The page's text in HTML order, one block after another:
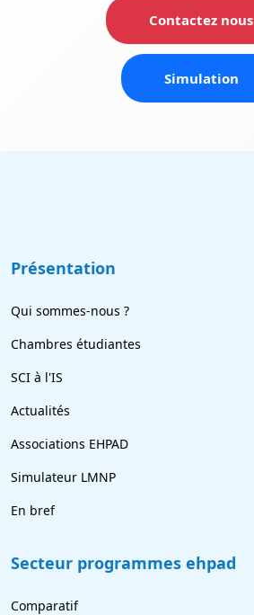
Contactez nous
Simulation
Présentation
Qui sommes-nous ?
Chambres étudiantes
SCI à l'IS
Actualités
Associations EHPAD
Simulateur LMNP
En bref
Secteur programmes ehpad
Comparatif